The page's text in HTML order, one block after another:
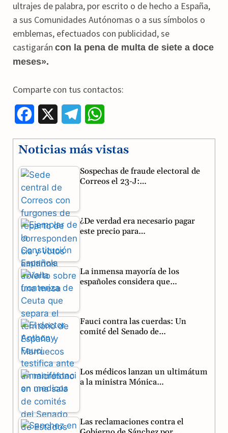
ultrajes de palabra, por escrito o de hecho a España,
a sus Comunidades Autónomas o a sus símbolos o
emblemas, efectuados con publicidad, se
castigarán con la pena de multa de siete a doce
meses».
Comparte con tus contactos:
c
e
b
o
o
k
l
e
a
a
t
p
Noticias más vistas
Sospechas de fraude electoral de
Correos el 23-J:…
¿De verdad era necesario pagar
este precio para…
La inmensa mayoría de los
españoles considera que…
Fauci contra las cuerdas: Un
comité del Senado de…
Los médicos lanzan un ultimátum
a la ministra Mónica…
Las reclamaciones contra el